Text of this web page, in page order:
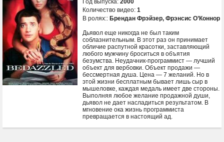
Год выпуска: 2000
Количество видео: 1
В ролях:: Брендан Фрэйзер, Фрэнсис О’Коннор
Дьявол еще никогда не был таким
соблазнительным. В этот раз он принимает
обличие распутной красотки, заставляющий
любого мужчину броситься в объятия
безумства. Неудачник-программист — лучший
объект для вербовки. Объект продажи —
бессмертная душа. Цена — 7 желаний. Но в
этой жизни бесплатным бывает лишь сыр в
мышеловке, каждая медаль имеет две стороны.
Выполняя любое желание продажной души,
дьявол не дает насладиться результатом. В
мгновение ока жизнь программиста
превращается в настоящий ад.